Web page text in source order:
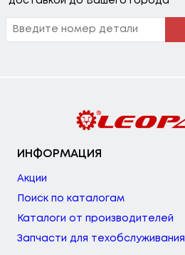
ИНФОРМАЦИЯ
Акции
Поиск по каталогам
Каталоги от производителей
Запчасти для техобслуживания